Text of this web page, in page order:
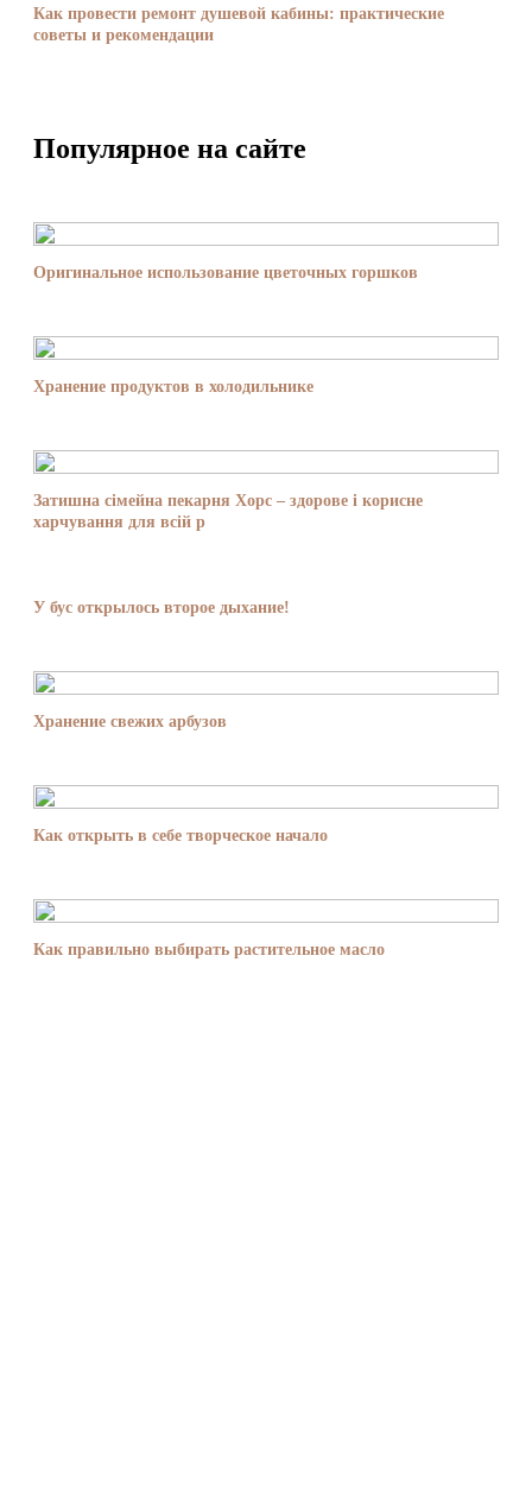
Как провести ремонт душевой кабины: практические
советы и рекомендации
Популярное на сайте
Оригинальное использование цветочных горшков
Хранение продуктов в холодильнике
Затишна сімейна пекарня Хорс – здорове і корисне
харчування для всій р
У бус открылось второе дыхание!
Хранение свежих арбузов
Как открыть в себе творческое начало
Как правильно выбирать растительное масло